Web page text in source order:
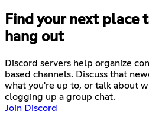
Find your next place
hang out
Discord servers help organize
based channels. Discuss that
what you're up to, or talk about
clogging up a group chat.
Join Discord